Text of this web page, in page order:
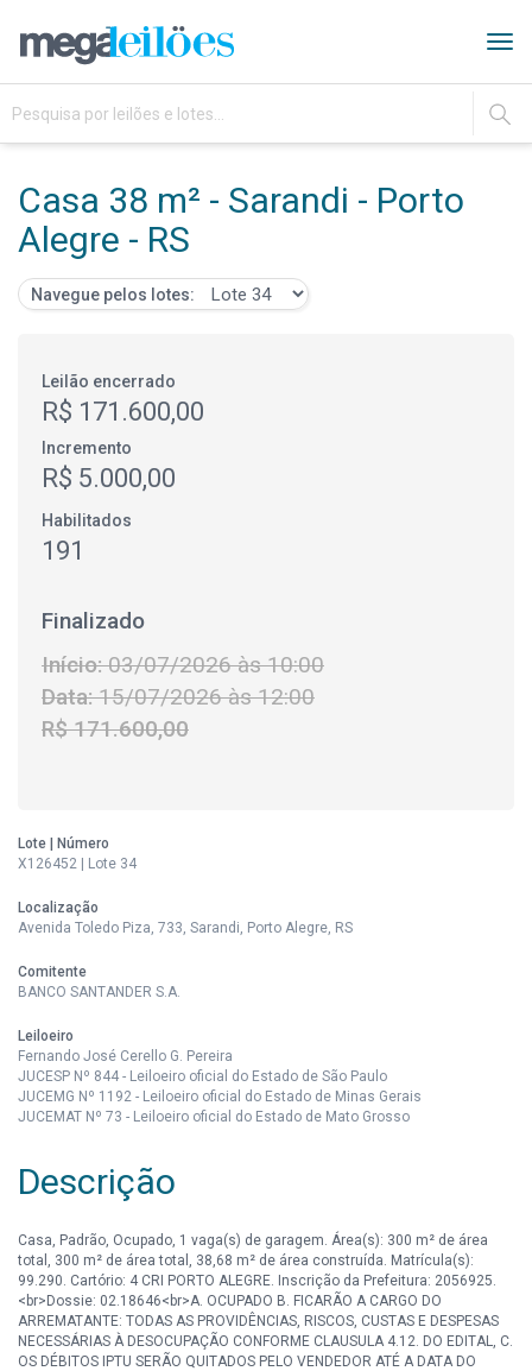
IR
Casa 38 m² - Sarandi - Porto
Alegre - RS
Navegue pelos lotes:
Leilão encerrado
R$ 171.600,00
Incremento
R$ 5.000,00
Habilitados
191
Finalizado
Início:03/07/2026 às 10:00
Data:15/07/2026 às 12:00
R$ 171.600,00
Lote | Número
X126452 | Lote 34
Localização
Avenida Toledo Piza, 733, Sarandi, Porto Alegre, RS
Comitente
BANCO SANTANDER S.A.
Leiloeiro
Fernando José Cerello G. Pereira
JUCESP Nº 844 - Leiloeiro oficial do Estado de São Paulo
JUCEMG Nº 1192 - Leiloeiro oficial do Estado de Minas Gerais
JUCEMAT Nº 73 - Leiloeiro oficial do Estado de Mato Grosso
Descrição
Casa, Padrão, Ocupado, 1 vaga(s) de garagem. Área(s): 300 m² de área
total, 300 m² de área total, 38,68 m² de área construída. Matrícula(s):
99.290. Cartório: 4 CRI PORTO ALEGRE. Inscrição da Prefeitura: 2056925.
<br>Dossie: 02.18646<br>A. OCUPADO B. FICARÃO A CARGO DO
ARREMATANTE: TODAS AS PROVIDÊNCIAS, RISCOS, CUSTAS E DESPESAS
NECESSÁRIAS À DESOCUPAÇÃO CONFORME CLAUSULA 4.12. DO EDITAL, C.
OS DÉBITOS IPTU SERÃO QUITADOS PELO VENDEDOR ATÉ A DATA DO